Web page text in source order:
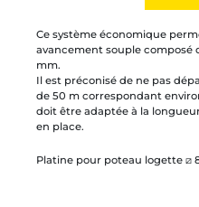
Ce système économique
avancement souple composé
mm.
Il est préconisé de ne pas
de 50 m correspondant
doit être adaptée à la
en place.
Platine pour poteau logette ⧄